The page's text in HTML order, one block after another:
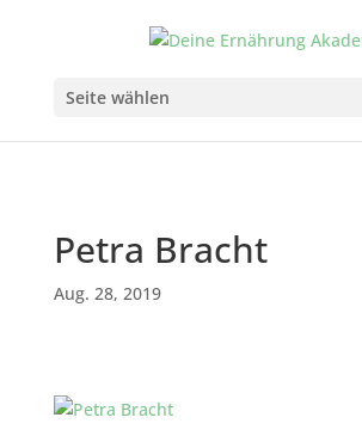
Seite wählen
Petra Bracht
Aug. 28, 2019